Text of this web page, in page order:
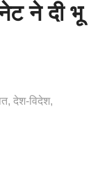
ने दी भू
देश-विदेश